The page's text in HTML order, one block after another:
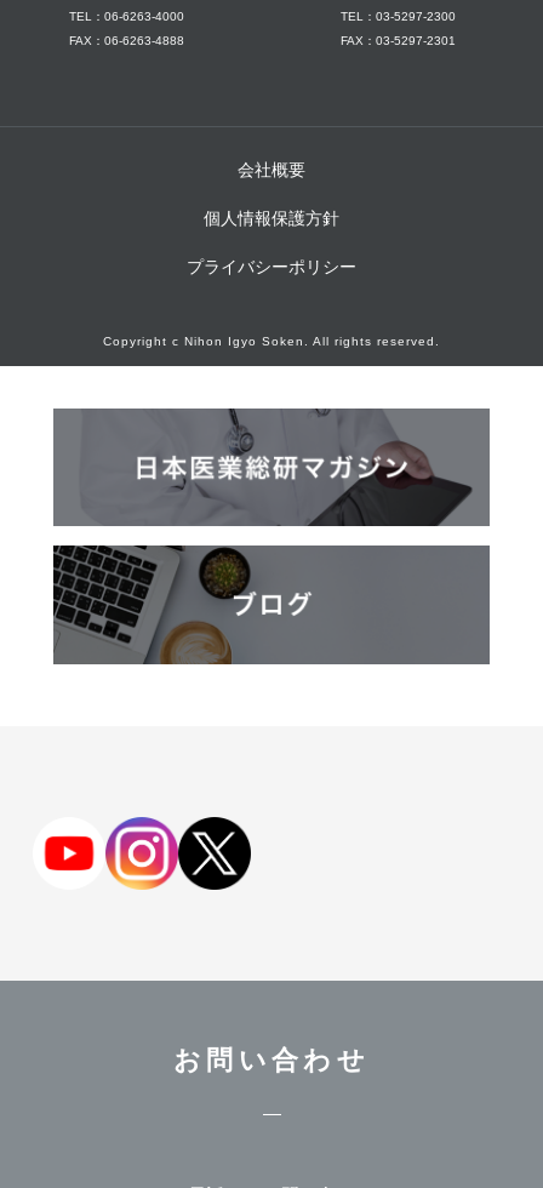
TEL：06-6263-4000
FAX：06-6263-4888
TEL：03-5297-2300
FAX：03-5297-2301
会社概要
個人情報保護方針
プライバシーポリシー
Copyright c Nihon Igyo Soken. All rights reserved.
お問い合わせ